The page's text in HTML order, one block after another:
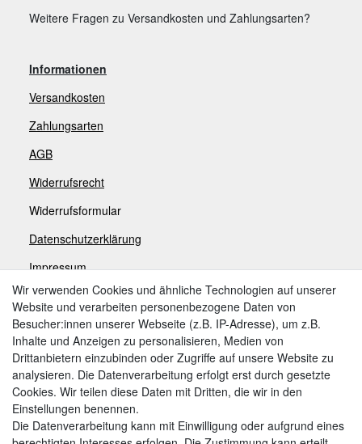
Weitere Fragen zu Versandkosten und Zahlungsarten?
Informationen
Versandkosten
Zahlungsarten
AGB
Widerrufsrecht
Widerrufsformular
Datenschutzerklärung
Impressum
Zahlungsarten
Weitere Zahlungsarten:
Kauf auf Rechnung
Vorkasse
Wir verwenden Cookies und ähnliche Technologien auf unserer
Website und verarbeiten personenbezogene Daten von
Besucher:innen unserer Webseite (z.B. IP-Adresse), um z.B.
Inhalte und Anzeigen zu personalisieren, Medien von
Drittanbietern einzubinden oder Zugriffe auf unsere Website zu
analysieren. Die Datenverarbeitung erfolgt erst durch gesetzte
Cookies. Wir teilen diese Daten mit Dritten, die wir in den
Einstellungen benennen.
Die Datenverarbeitung kann mit Einwilligung oder aufgrund eines